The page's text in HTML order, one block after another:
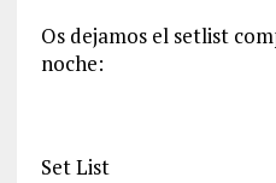
Os dejamos el setlist
noche:
Set List